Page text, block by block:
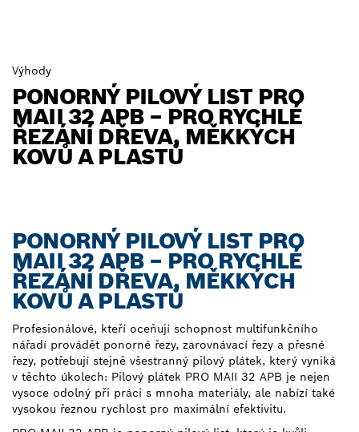
Výhody
PONORNÝ PILOVÝ LIST PRO
MAII 32 APB – PRO RYCHLÉ
ŘEZÁNÍ DŘEVA, MĚKKÝCH
KOVŮ A PLASTŮ
PONORNÝ PILOVÝ LIST PRO
MAII 32 APB – PRO RYCHLÉ
ŘEZÁNÍ DŘEVA, MĚKKÝCH
KOVŮ A PLASTŮ
Profesionálové, kteří oceňují schopnost multifunkčního
nářadí provádět ponorné řezy, zarovnávací řezy a přesné
řezy, potřebují stejně všestranný pilový plátek, který vyniká
v těchto úkolech: Pilový plátek PRO MAII 32 APB je nejen
vysoce odolný při práci s mnoha materiály, ale nabízí také
vysokou řeznou rychlost pro maximální efektivitu.